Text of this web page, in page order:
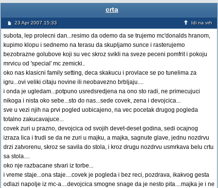
crta
23 Apr 2007 15:33 Idi na vrh
subota, lep prolecni dan...resimo da odemo da se trujemo mc'donalds hranom,
kupimo klopu i sednemo na terasu da skupljamo sunce i rasterujemo
bezobrazne golubove koji su vec skroz svikli na sveze peceni pomfrit i pokoju
mrvicu od 'special' mc zemicki..
oko nas klasicni family setting, deca skakucu i provlace se po tunelima za
igru...ovi veliki citaju novine ili neobavezno brbljaju....
i onda je ugledam...potpuno usredsredjena na ono sto radi, ne primecujuci
nikoga i nista oko sebe...sto do nas...sede covek, zena i devojcica...
sve u vezi njih na prvi pogled uobicajeno, na vec pocetak drugog pogleda
totalno zakucavajuce...
covek zuri u prazno, devojcica od svojih devet-deset godina, sedi ocajnog
izraza lica i trudi se da ne zuri u majku, a majka, sagnute glave, jednu nozdrvu
drzi zatvorenu, skroz se savila do stola, i kroz drugu nozdrvu usmrkava belu crtu
sa stola....
oko nje razbacane stvari iz torbe...
i vreme staje...ona staje....covek je pogleda i bez reci, pozdrava, ikakvog gesta
odlazi napolje iz mc-a....devojcica smogne snage da je nesto pita....majka je i ne